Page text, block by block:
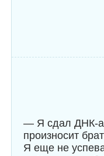
— Я сдал ДНК-
произносит
Я еще не